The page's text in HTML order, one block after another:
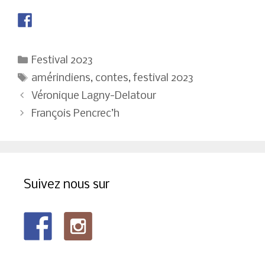
Catégories
Festival 2023
Étiquettes
amérindiens, contes,festival 2023
Navigation
des
Véronique Lagny-Delatour
François Pencrec’h
Suivez nous sur